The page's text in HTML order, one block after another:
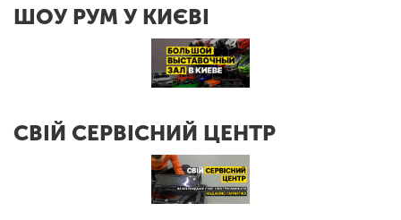
ШОУ РУМ У КИЄВІ
СВІЙ СЕРВІСНИЙ ЦЕНТР